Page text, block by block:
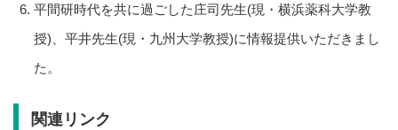
平間研時代を共に過ごした庄司先生(現・横浜薬科大学教
授)、平井先生(現・九州大学教授)に情報提供いただきまし
た。
関連リンク